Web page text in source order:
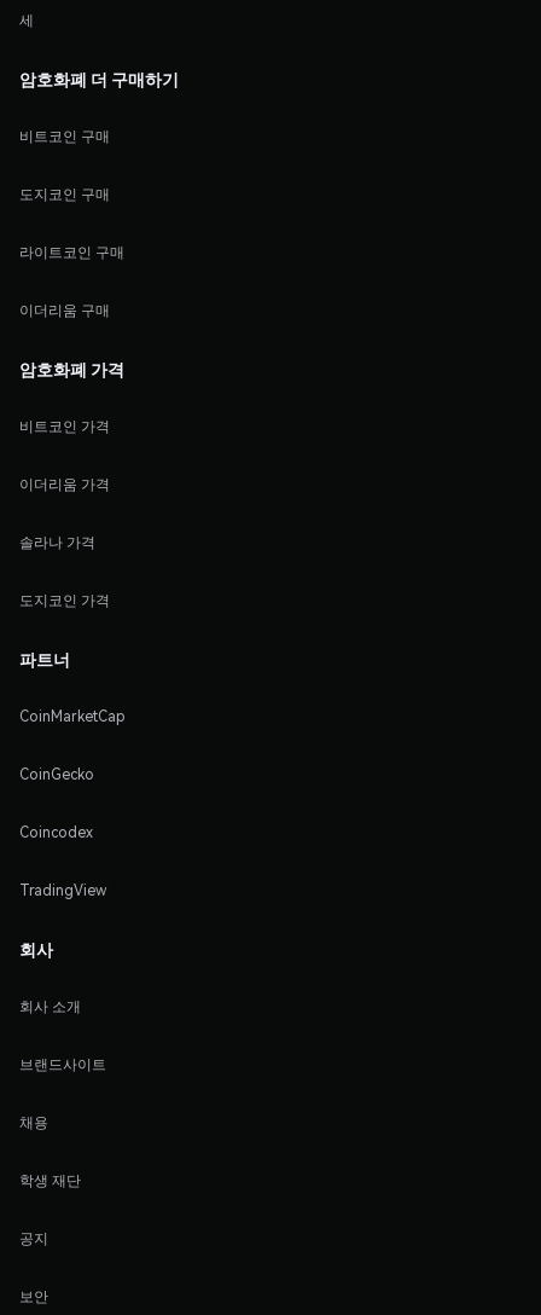
세
암호화폐 더 구매하기
비트코인 구매
도지코인 구매
라이트코인 구매
이더리움 구매
암호화폐 가격
비트코인 가격
이더리움 가격
솔라나 가격
도지코인 가격
파트너
CoinMarketCap
CoinGecko
Coincodex
TradingView
회사
회사 소개
브랜드사이트
채용
학생 재단
공지
보안